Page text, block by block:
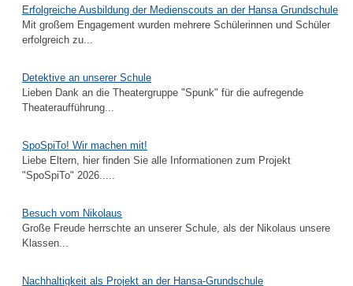
Erfolgreiche Ausbildung der Medienscouts an der Hansa Grundschule
Mit großem Engagement wurden mehrere Schülerinnen und Schüler
erfolgreich zu...
Detektive an unserer Schule
Lieben Dank an die Theatergruppe "Spunk" für die aufregende
Theateraufführung...
SpoSpiTo! Wir machen mit!
Liebe Eltern, hier finden Sie alle Informationen zum Projekt
"SpoSpiTo" 2026.....
Besuch vom Nikolaus
Große Freude herrschte an unserer Schule, als der Nikolaus unsere
Klassen...
Nachhaltigkeit als Projekt an der Hansa-Grundschule